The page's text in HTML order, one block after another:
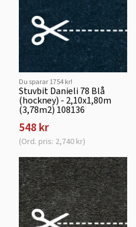
Du sparar 1754 kr!
Stuvbit Danieli 78 Blå
(hockney) - 2,10x1,80m
(3,78m2) 108136
548 kr
(Ord. pris: 2,740 kr)